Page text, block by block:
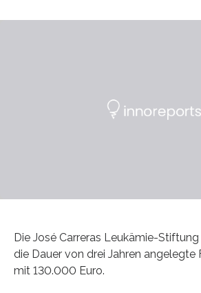
Die José Carreras Leukämie-
die Dauer von drei Jahren angelegte
mit 130.000 Euro.